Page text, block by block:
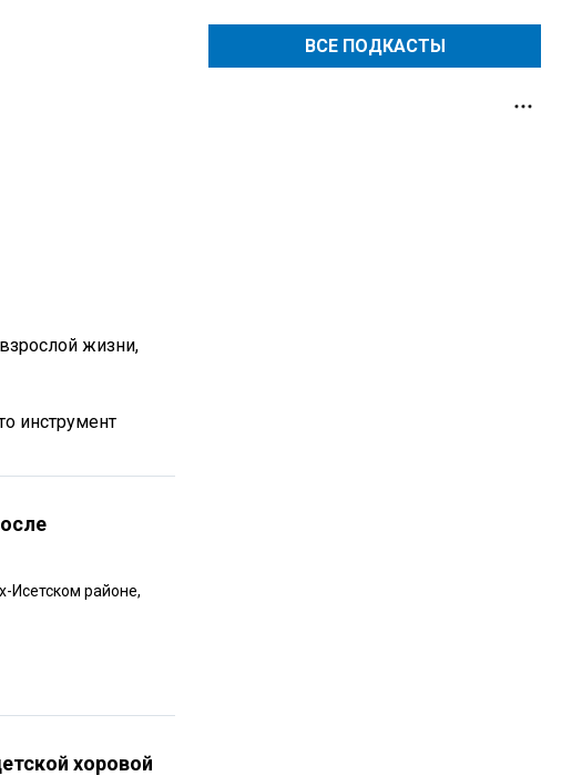
жизни,
инструмент
Исетском районе,
хоровой
ВСЕ ПОДКАСТЫ